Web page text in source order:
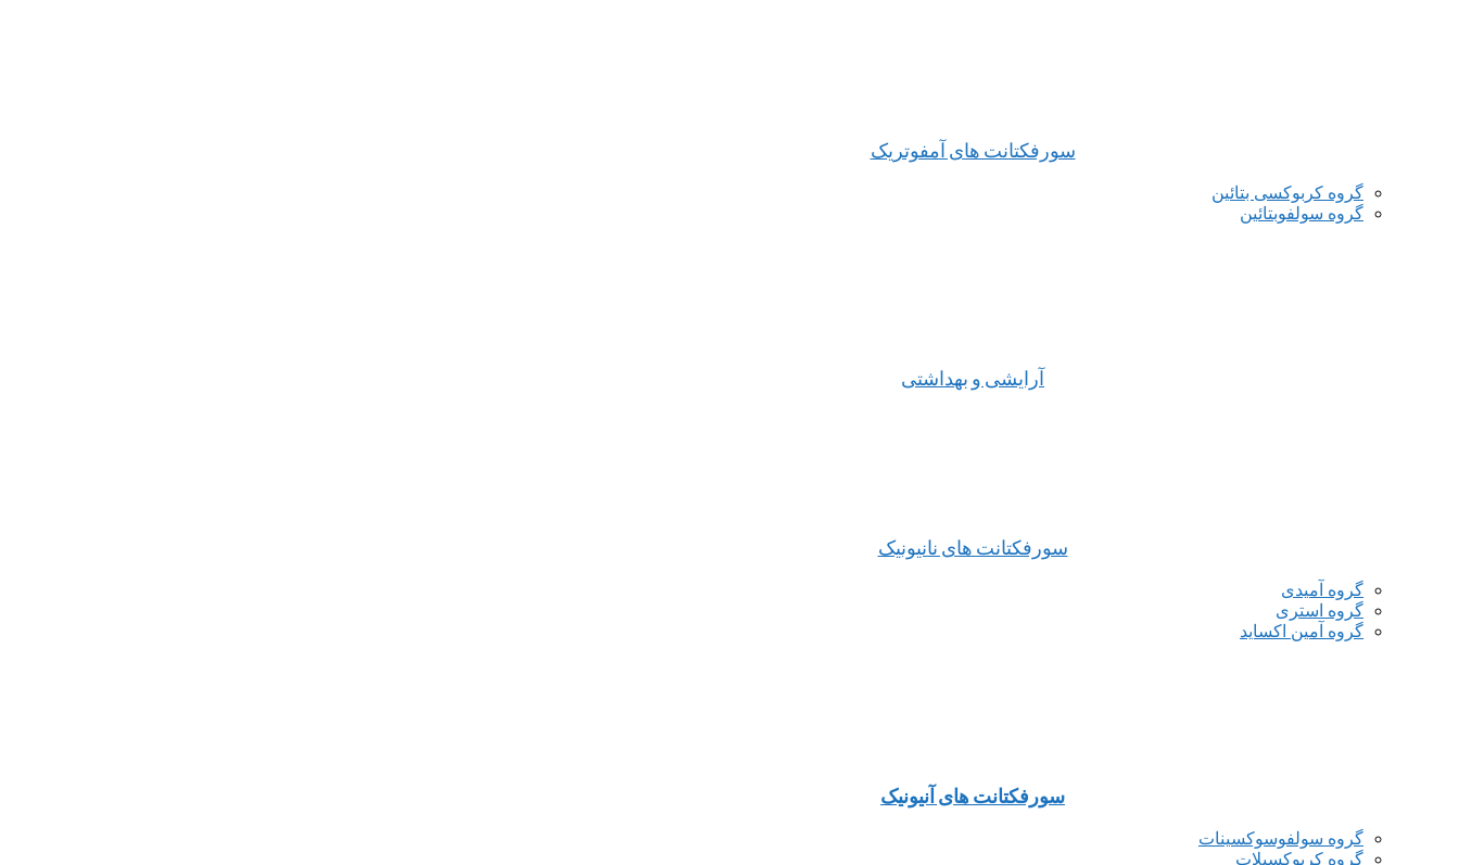
سورفکتانت های آمفوتریک
گروه کربوکسی بتائین
گروه سولفوبتائین
آرایشی و بهداشتی
سورفکتانت های نانیونیک
گروه آمیدی
گروه استری
گروه آمین اکساید
سورفکتانت های آنیونیک
گروه سولفوسوکسینات
گروه کربوکسیلات